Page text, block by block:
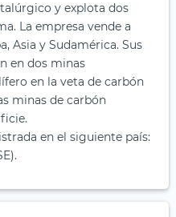
y explota dos
La empresa vende a
Asia y Sudamérica. Sus
en dos minas
en la veta de carbón
minas de carbón
en el siguiente país: